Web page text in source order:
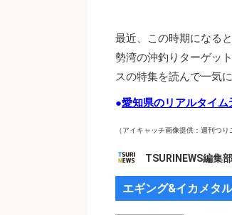
最近、この時期になる
勢湾の沖釣りターゲッ
スの特集を読んで一気
●愛知県のリアルタイム
（アイキャッチ画像提供：週刊つ
TSURINEWS編集部
エギング&イカメタル